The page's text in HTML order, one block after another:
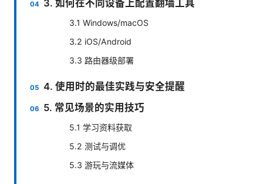
3. 如何在不同设备上配置翻墙工具
3.1 Windows/macOS
3.2 iOS/Android
3.3 路由器级部署
4. 使用时的最佳实践与安全提醒
5. 常见场景的实用技巧
5.1 学习资料获取
5.2 测试与调优
5.3 游玩与流媒体